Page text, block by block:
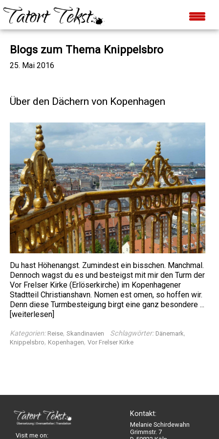
Blogs zum Thema Knippelsbro
25. Mai 2016
Über den Dächern von Kopenhagen
Du hast Höhenangst. Zumindest ein bisschen. Manchmal.
Dennoch wagst du es und besteigst mit mir den Turm der
Vor Frelser Kirke (Erlöserkirche) im Kopenhagener
Stadtteil Christianshavn. Nomen est omen, so hoffen wir.
Denn diese Turmbesteigung birgt eine ganz besondere ...
[weiterlesen]
Kategorien: Reise, Skandinavien Schlagwörter: Dänemark,
Knippelsbro, Kopenhagen, Vor Frelser Kirke
Visit me on:
Kontakt:
Melanie Schirdewahn
Grimmstr. 7